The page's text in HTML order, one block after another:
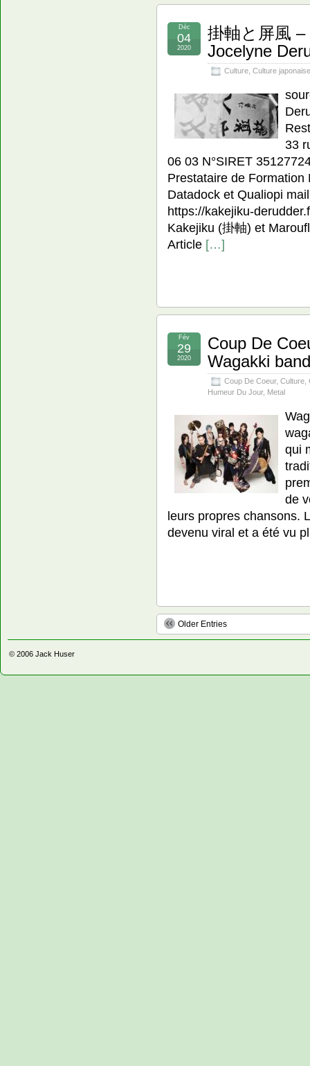
掛軸と屏風 –
Jocelyne
Culture Culture japonaise
Déc
04
2020
33
06 03 N°SIRET
Prestataire de Formation
Datadock et Qualiopi
https://kakejiku-
Kakejiku (掛軸) et
Article […]
Coup De
Wagakki band
Coup De Coeur, Culture
Humeur Du Jour, Metal
Fév
29
2020
qui
de
leurs propres chansons.
devenu viral et a été vu
Older Entries
© 2006 Jack Huser